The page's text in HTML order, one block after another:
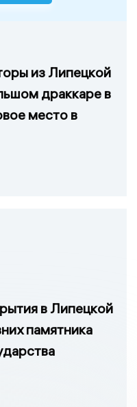
из Липецкой
драккаре в
место в
в Липецкой
памятника